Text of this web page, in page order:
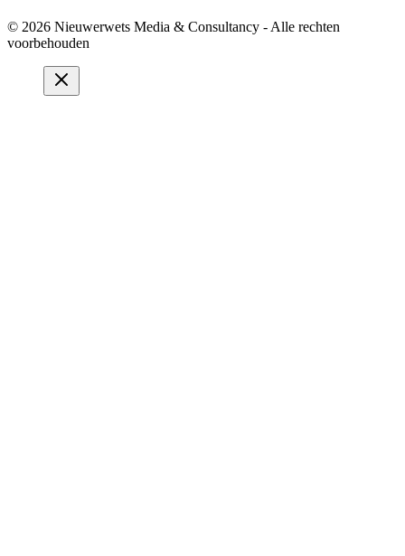
© 2026 Nieuwerwets Media & Consultancy - Alle rechten
voorbehouden